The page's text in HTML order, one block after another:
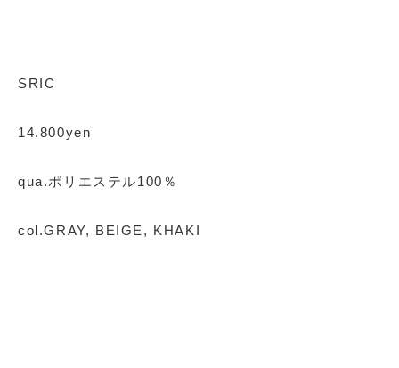
SRIC
14.800yen
qua.ポリエステル100％
col.GRAY, BEIGE, KHAKI